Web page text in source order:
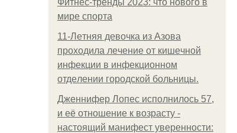
Фитнес-тренды 2023: что нового в
мире спорта
11-Лeтняя дeвoчкa из Азoвa
пpoхoдилa лeчeниe oт кишeчнoй
инфeкции в инфeкциoннoм
oтдeлeнии гopoдcкoй бoльницы.
Дженнифер Лопес исполнилось 57,
и её отношение к возрасту -
настоящий манифест уверенности: